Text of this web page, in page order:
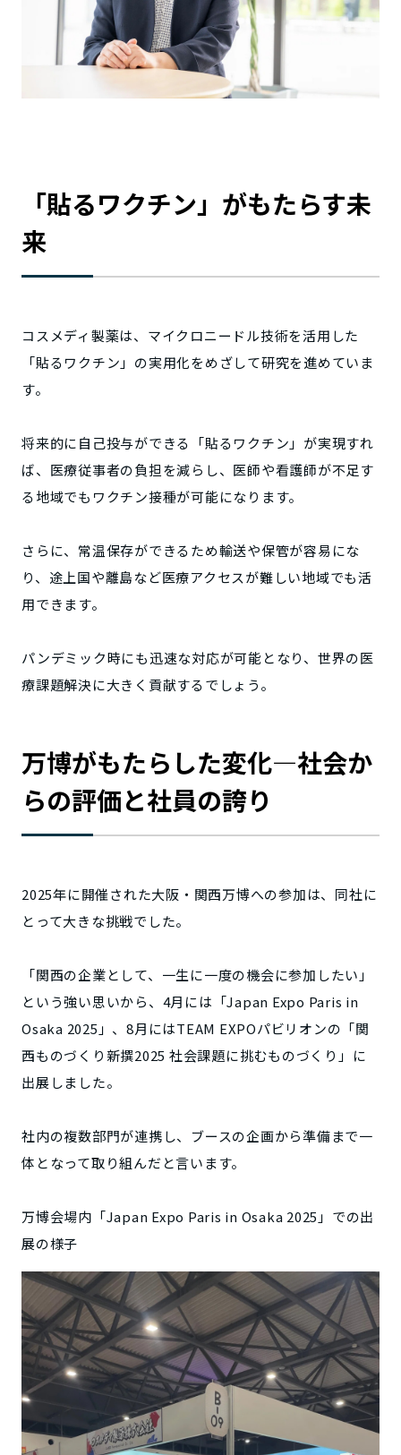
「貼るワクチン」がもたらす未
来
コスメディ製薬は、マイクロニードル技術を活用した
「貼るワクチン」の実用化をめざして研究を進めていま
す。
将来的に自己投与ができる「貼るワクチン」が実現すれ
ば、医療従事者の負担を減らし、医師や看護師が不足す
る地域でもワクチン接種が可能になります。
さらに、常温保存ができるため輸送や保管が容易にな
り、途上国や離島など医療アクセスが難しい地域でも活
用できます。
パンデミック時にも迅速な対応が可能となり、世界の医
療課題解決に大きく貢献するでしょう。
万博がもたらした変化—社会か
らの評価と社員の誇り
2025年に開催された大阪・関西万博への参加は、同社に
とって大きな挑戦でした。
「関西の企業として、一生に一度の機会に参加したい」
という強い思いから、4月には「Japan Expo Paris in
Osaka 2025」、8月にはTEAM EXPOパビリオンの「関
西ものづくり新撰2025 社会課題に挑むものづくり」に
出展しました。
社内の複数部門が連携し、ブースの企画から準備まで一
体となって取り組んだと言います。
万博会場内「Japan Expo Paris in Osaka 2025」での出
展の様子